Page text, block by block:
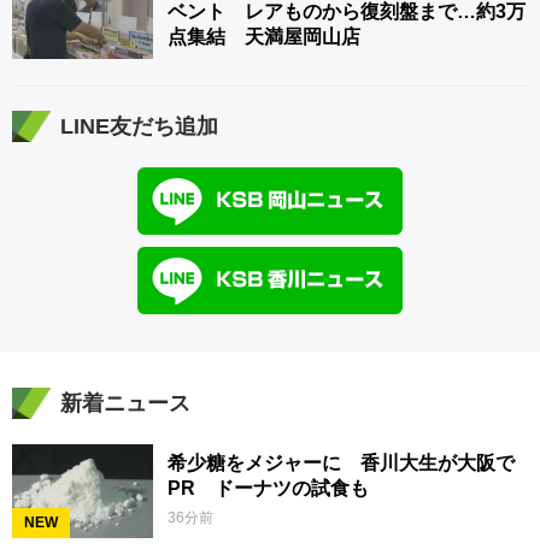
ベント レアものから復刻盤まで…約3万
点集結 天満屋岡山店
LINE友だち追加
新着ニュース
NEW
希少糖をメジャーに 香川大生が大阪で
PR ドーナツの試食も
36分前